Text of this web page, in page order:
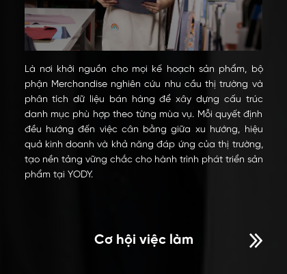
Là nơi khởi nguồn cho mọi kế hoạch sản phẩm, bộ
phận Merchandise nghiên cứu nhu cầu thị trường và
phân tích dữ liệu bán hàng để xây dựng cấu trúc
danh mục phù hợp theo từng mùa vụ. Mỗi quyết định
đều hướng đến việc cân bằng giữa xu hướng, hiệu
quả kinh doanh và khả năng đáp ứng của thị trường,
tạo nền tảng vững chắc cho hành trình phát triển sản
phẩm tại YODY.
Cơ hội việc làm